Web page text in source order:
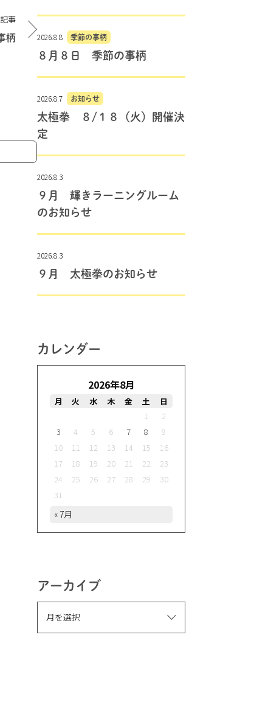
事
柄 2026.8.8 季節の事柄
８月８日 季節の事柄
2026.8.7 お知らせ
太極拳 ８/１８（火）開催決
定
2026.8.3
９月 輝きラーニングルーム
のお知らせ
2026.8.3
９月 太極拳のお知らせ
カレンダー
2026年8月
月 火 水 木 金 土
日
1
2
3
4 5 6 7 8
9
10
11 12 13 14 15
16
17
18 19 20 21 22
23
24
25 26 27 28 29
30
31
« 7月
アーカイブ